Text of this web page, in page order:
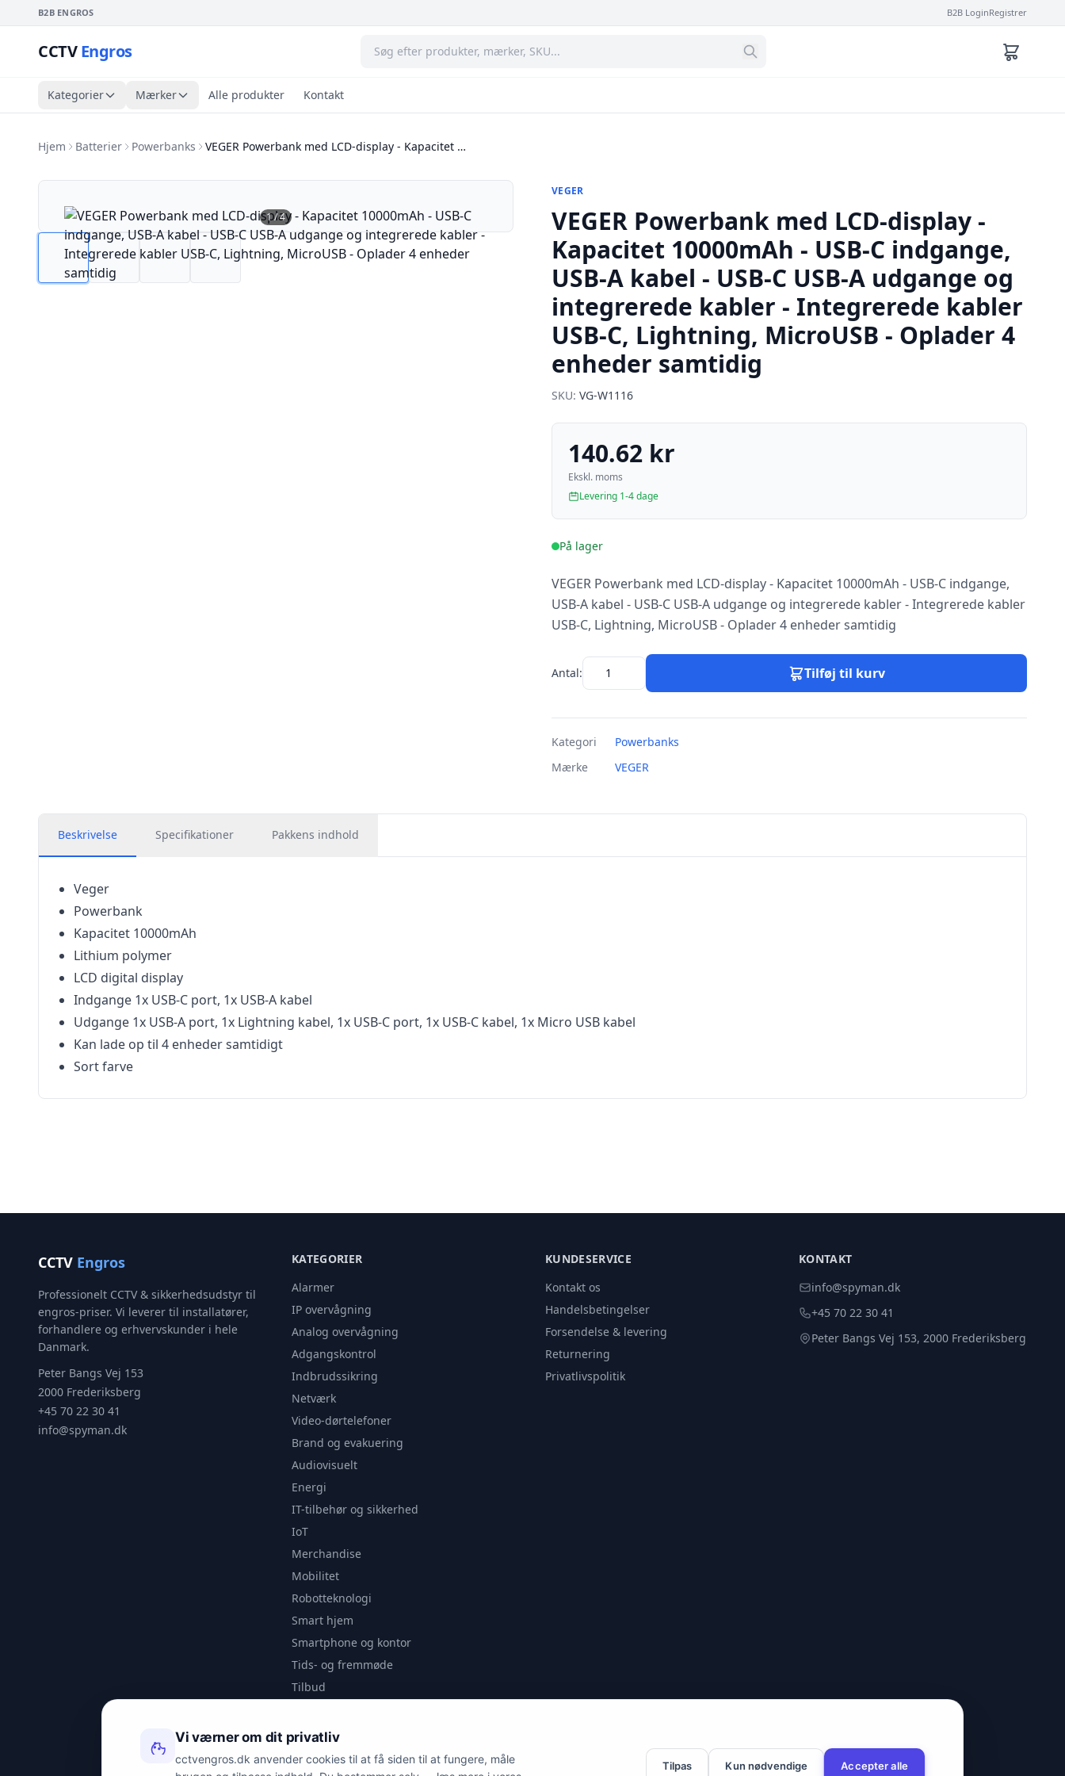
B2B ENGROS B2B LoginRegistrer
CCTVEngros
Kategorier Mærker Alle produkter Kontakt
Hjem Batterier Powerbanks VEGER Powerbank med LCD-display - Kapacitet …
1/4
VEGER
VEGER Powerbank med LCD-display -
Kapacitet 10000mAh - USB-C indgange,
USB-A kabel - USB-C USB-A udgange og
integrerede kabler - Integrerede kabler
USB-C, Lightning, MicroUSB - Oplader 4
enheder samtidig
SKU: VG-W1116
140.62 kr
Ekskl. moms
Levering 1-4 dage
På lager
VEGER Powerbank med LCD-display - Kapacitet 10000mAh - USB-C indgange,
USB-A kabel - USB-C USB-A udgange og integrerede kabler - Integrerede kabler
USB-C, Lightning, MicroUSB - Oplader 4 enheder samtidig
Antal: Tilføj til kurv
Kategori
Powerbanks
Mærke
VEGER
Beskrivelse Specifikationer Pakkens indhold
Veger
Powerbank
Kapacitet 10000mAh
Lithium polymer
LCD digital display
Indgange 1x USB-C port, 1x USB-A kabel
Udgange 1x USB-A port, 1x Lightning kabel, 1x USB-C port, 1x USB-C kabel, 1x Micro USB kabel
Kan lade op til 4 enheder samtidigt
Sort farve
CCTV Engros
Professionelt CCTV & sikkerhedsudstyr til
engros-priser. Vi leverer til installatører,
forhandlere og erhvervskunder i hele
Danmark.
Peter Bangs Vej 153
2000 Frederiksberg
+45 70 22 30 41
info@spyman.dk
KATEGORIER
Alarmer
IP overvågning
Analog overvågning
Adgangskontrol
Indbrudssikring
Netværk
Video-dørtelefoner
Brand og evakuering
Audiovisuelt
Energi
IT-tilbehør og sikkerhed
IoT
Merchandise
Mobilitet
Robotteknologi
Smart hjem
Smartphone og kontor
Tids- og fremmøde
Tilbud
Videoanalyse
Outlet
KUNDESERVICE
Kontakt os
Handelsbetingelser
Forsendelse & levering
Returnering
Privatlivspolitik
KONTAKT
info@spyman.dk
+45 70 22 30 41
Peter Bangs Vej 153, 2000 Frederiksberg
Vi værner om dit privatliv
cctvengros.dk anvender cookies til at få siden til at fungere, måle
Tilpas Kun nødvendige Accepter alle